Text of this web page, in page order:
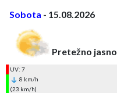
Sobota - 15.08.2026
Pretežno jasno
UV: 7
8 km/h
(23 km/h)